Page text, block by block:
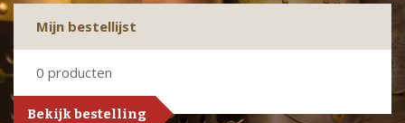
Mijn bestellijst
0 producten
Bekijk bestelling